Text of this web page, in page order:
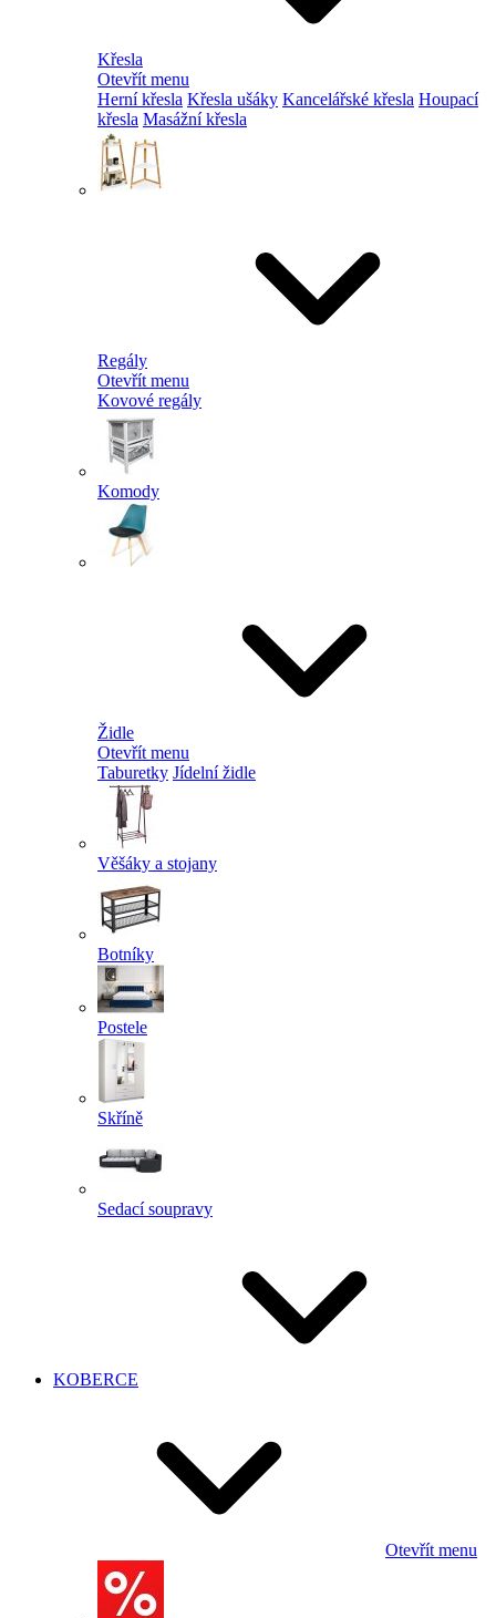
Křesla
Otevřít menu
Herní křesla Křesla ušáky Kancelářské křesla Houpací
křesla Masážní křesla
Regály
Otevřít menu
Kovové regály
Komody
Židle
Otevřít menu
Taburetky Jídelní židle
Věšáky a stojany
Botníky
Postele
Skříně
Sedací soupravy
KOBERCE
Otevřít menu